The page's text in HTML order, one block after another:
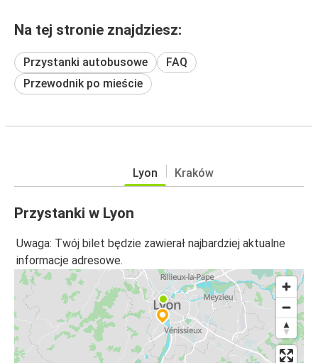
Na tej stronie znajdziesz:
Przystanki autobusowe
FAQ
Przewodnik po mieście
Lyon Kraków
Przystanki w Lyon
Uwaga: Twój bilet będzie zawierał najbardziej aktualne
informacje adresowe.